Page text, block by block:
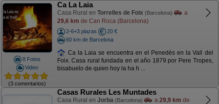
8 Fotos
Video
(3 comentarios)
Ca La Laia
Casa Rural en Torrelles de Foix (Barcelona)
a
29,6 km de Can Roca (Barcelona)
2-6+3 plazas
20 €
60 km de Barcelona
Ca la Laia se encuentra en el Penedès en la Vall del
Foix. Casa rural fundada en el año 1879 por Pere Tropes,
bisabuelo de quien hoy la ha h ...
Casas Rurales Les Muntades
Casa Rural en Jorba (Barcelona) a 29,9 km de